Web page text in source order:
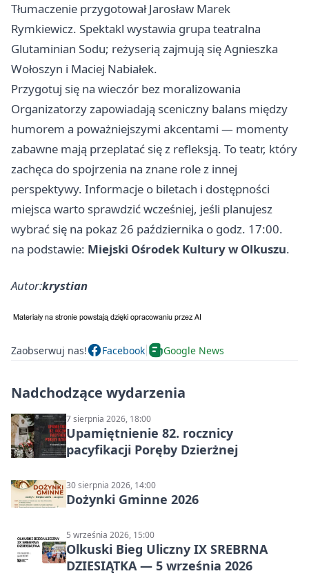
Tłumaczenie przygotował Jarosław Marek
Rymkiewicz. Spektakl wystawia grupa teatralna
Glutaminian Sodu; reżyserią zajmują się Agnieszka
Wołoszyn i Maciej Nabiałek.
Przygotuj się na wieczór bez moralizowania
Organizatorzy zapowiadają sceniczny balans między
humorem a poważniejszymi akcentami — momenty
zabawne mają przeplatać się z refleksją. To teatr, który
zachęca do spojrzenia na znane role z innej
perspektywy. Informacje o biletach i dostępności
miejsca warto sprawdzić wcześniej, jeśli planujesz
wybrać się na pokaz 26 października o godz. 17:00.
na podstawie: Miejski Ośrodek Kultury w Olkuszu.
Autor:krystian
Zaobserwuj nas! Facebook Google News
Nadchodzące wydarzenia
7 sierpnia 2026, 18:00
Upamiętnienie 82. rocznicy
pacyfikacji Poręby Dzierżnej
30 sierpnia 2026, 14:00
Dożynki Gminne 2026
5 września 2026, 15:00
Olkuski Bieg Uliczny IX SREBRNA
DZIESIĄTKA — 5 września 2026